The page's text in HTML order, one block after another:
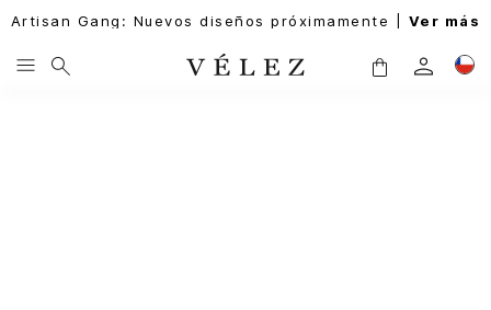
Artisan Gang: Nuevos diseños próximamente | Ver más